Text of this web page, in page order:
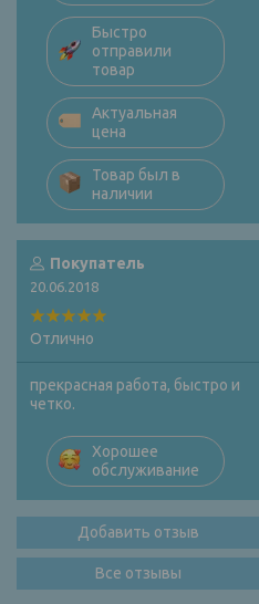
Быстро
отправили
товар
Актуальная
цена
Товар был в
наличии
Покупатель
20.06.2018
Отлично
прекрасная работа, быстро и
четко.
Хорошее
обслуживание
Добавить отзыв
Все отзывы